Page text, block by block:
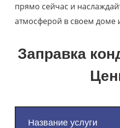
прямо сейчас и
атмосферой в своем доме
Заправка
Название услуги